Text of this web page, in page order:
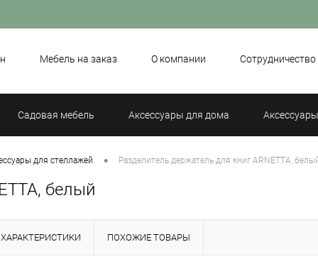
Мебель на заказ О компании Сотрудничество
Садовая мебель Аксессуары для дома
для стеллажей • Разделитель держатель для книг ARNETTA,
белый
ХАРАКТЕРИСТИКИ ПОХОЖИЕ ТОВАРЫ